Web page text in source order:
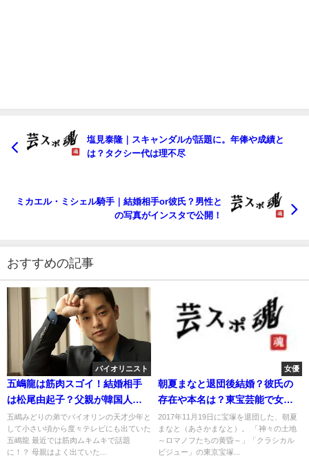
塩見泰隆｜スキャンダルが話題に。年俸や成績と
は？タクシー代は理不尽
ミカエル・ミシェル騎手｜結婚相手or彼氏？男性と
の写真がインスタで公開！
おすすめの記事
バイオリニスト
五嶋龍は筋肉スゴイ！結婚相手
は松尾由起子？父親が韓国人と
噂！
五嶋みどりの弟でバイオリンの天才少年と
して小さい頃から度々テレビにも出ていた
五嶋龍 最近では筋肉ムキムキで話題
に！？ 母親はよく出ていた...
女優
朝夏まなと退団後結婚？彼氏の
存在や本名は？東宝芸能で女優
業？
2017年11月19日に宝塚を退団した、朝夏
まなと（あさかまなと）。 「神々の土地
～ロマノフたちの黄昏～」「クラシカル
ビジュー」の東京宝塚...